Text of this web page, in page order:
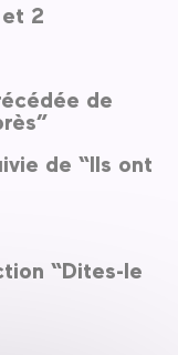
2
de
de “Ils ont
“Dites-le